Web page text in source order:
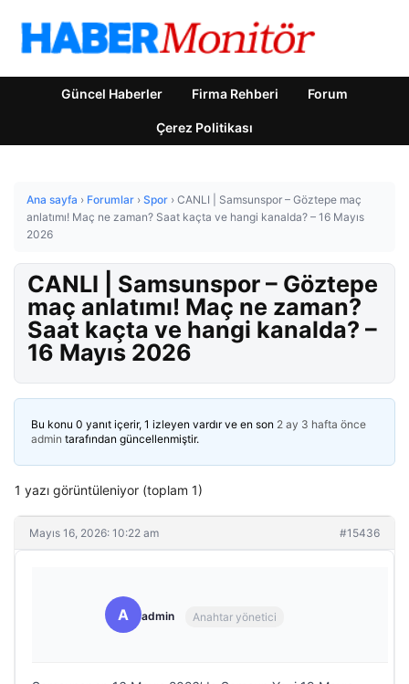
Güncel Haberler Firma Rehberi Forum
Çerez Politikası
Ana sayfa › Forumlar › Spor › CANLI | Samsunspor – Göztepe maç
anlatımı! Maç ne zaman? Saat kaçta ve hangi kanalda? – 16 Mayıs
2026
CANLI | Samsunspor – Göztepe
maç anlatımı! Maç ne zaman?
Saat kaçta ve hangi kanalda? –
16 Mayıs 2026
Bu konu 0 yanıt içerir, 1 izleyen vardır ve en son 2 ay 3 hafta önce
admin tarafından güncellenmiştir.
1 yazı görüntüleniyor (toplam 1)
Mayıs 16, 2026: 10:22 am #15436
A admin Anahtar yönetici